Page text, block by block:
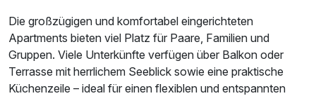
Für 6 Tage p.P. ab479,00 €
Die großzügigen und komfortabel eingerichteten
Apartments bieten viel Platz für Paare, Familien und
Gruppen. Viele Unterkünfte verfügen über Balkon oder
Terrasse mit herrlichem Seeblick sowie eine praktische
Küchenzeile – ideal für einen flexiblen und entspannten